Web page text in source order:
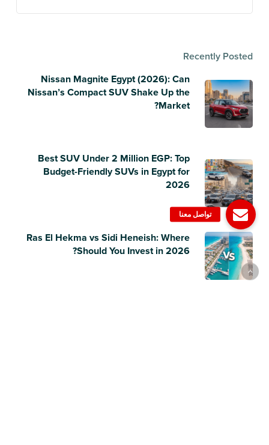
Recently Posted
Nissan Magnite Egypt (2026): Can
Nissan’s Compact SUV Shake Up the
Market?
Best SUV Under 2 Million EGP: Top
Budget-Friendly SUVs in Egypt for
2026
Ras El Hekma vs Sidi Heneish: Where
Should You Invest in 2026?